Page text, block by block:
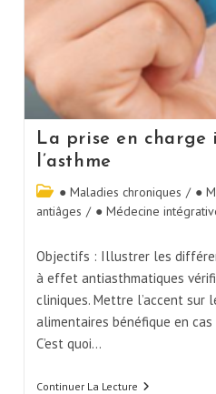
La prise en
l’asthme
● Maladies chroniques / ●
antiâges / ● Médecine
Objectifs : Illustrer les
à effet antiasthmatiques
cliniques. Mettre l’accent sur
alimentaires bénéfique en cas
C’est quoi…
Continuer La Lecture